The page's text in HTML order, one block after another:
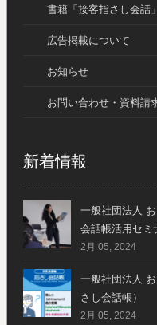
書籍「接客指さし会話
広告掲載について
お知らせ
お問い合わせ・資料請
新着情報
一般社団法人
会話帳活用セミ
2月 05, 2024
一般社団法人
さし会話帳）
2月 05, 2024